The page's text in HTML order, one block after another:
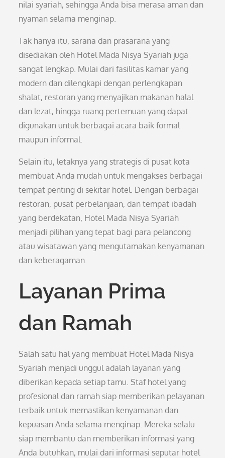
nilai syariah, sehingga Anda bisa merasa aman dan
nyaman selama menginap.
Tak hanya itu, sarana dan prasarana yang
disediakan oleh Hotel Mada Nisya Syariah juga
sangat lengkap. Mulai dari fasilitas kamar yang
modern dan dilengkapi dengan perlengkapan
shalat, restoran yang menyajikan makanan halal
dan lezat, hingga ruang pertemuan yang dapat
digunakan untuk berbagai acara baik formal
maupun informal.
Selain itu, letaknya yang strategis di pusat kota
membuat Anda mudah untuk mengakses berbagai
tempat penting di sekitar hotel. Dengan berbagai
restoran, pusat perbelanjaan, dan tempat ibadah
yang berdekatan, Hotel Mada Nisya Syariah
menjadi pilihan yang tepat bagi para pelancong
atau wisatawan yang mengutamakan kenyamanan
dan keberagaman.
Layanan Prima
dan Ramah
Salah satu hal yang membuat Hotel Mada Nisya
Syariah menjadi unggul adalah layanan yang
diberikan kepada setiap tamu. Staf hotel yang
profesional dan ramah siap memberikan pelayanan
terbaik untuk memastikan kenyamanan dan
kepuasan Anda selama menginap. Mereka selalu
siap membantu dan memberikan informasi yang
Anda butuhkan, mulai dari informasi seputar hotel